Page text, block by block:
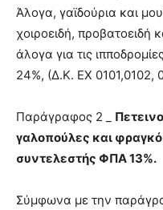
Άλογα, γαϊδούρια και
χοιροειδή, προβατοειδή
άλογα για τις
24%, (Δ.Κ. ΕΧ 0101,0102,
Παράγραφος 2 _
γαλοπούλες και
συντελεστής ΦΠΑ 13%.
Σύμφωνα με την